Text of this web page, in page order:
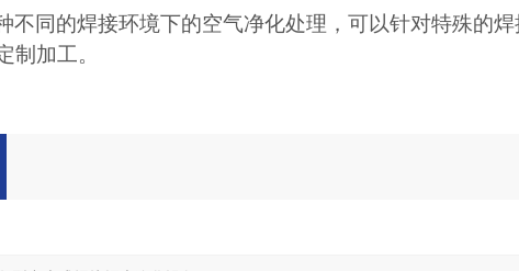
不同的焊接环境下的空气净化处理，可以针对特殊的
制加工。